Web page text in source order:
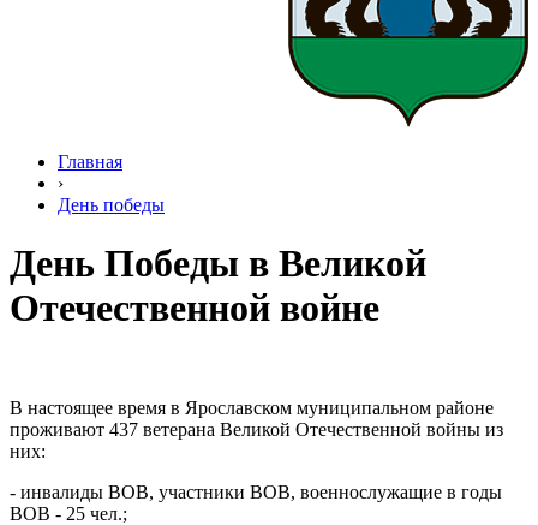
Главная
›
День победы
День Победы в Великой
Отечественной войне
В настоящее время в Ярославском муниципальном районе
проживают 437 ветерана Великой Отечественной войны из
них:
- инвалиды ВОВ, участники ВОВ, военнослужащие в годы
ВОВ - 25 чел.;